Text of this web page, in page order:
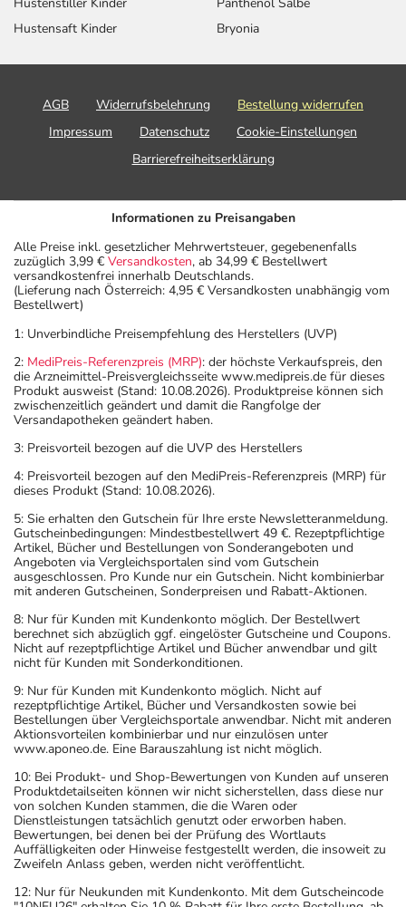
oder Vorsichtsmaßnahmen.
Eine vom Arzt verordnete Dosierung kann von den
individuell abstimmt, sollten Sie das Arzneimittel daher
nach seinen Anweisungen anwenden.
Aufbewahrung
Lagerung vor Anbruch
Das Arzneimittel muss vor Hitze geschützt aufbewahrt
werden.
Aufbewahrung nach Anbruch oder Zubereitung
Das Arzneimittel darf nach Anbruch/Zubereitung
Das Arzneimittel muss nach Anbruch/Zubereitung bei
Raumtemperatur aufbewahrt werden!
Wichtige Hinweise
Was sollten Sie beachten?
- Vorsicht bei Kortikoid-Allergie (z.B. Kortison)!
- Vorsicht bei Allergie gegen Propylenglykol und ähnliche
Stoffe!
- Vorsicht bei Allergie gegen Phenole und ähnliche
Stoffe!
- Antioxidantien (z.B. Butylhydroxyanisol,
Butylhydroxytoluol) können Hautreizungen (z.B.
Kontaktdermatitis), Reizungen der Augen und
Schleimhäute hervorrufen.
Bitte verwenden Sie dieses Arzneimittel nicht mehr nach
dem auf der Packung oder der Umverpackung
angegebenen Verfallsdatum. Das Verfallsdatum bezieht
sich auf den letzten Tag des angegebenen Monats.
Hustensaft Kinder
Bryonia
AGB Widerrufsbelehrung
Bestellung widerrufen
Impressum
Datenschutz
Cookie-Einstellungen
Barrierefreiheitserklärung
Informationen zu Preisangaben
Alle Preise inkl. gesetzlicher Mehrwertsteuer, gegebenenfalls
zuzüglich 3,99 € Versandkosten, ab 34,99 € Bestellwert
versandkostenfrei innerhalb Deutschlands.
(Lieferung nach Österreich: 4,95 € Versandkosten unabhängig vom
Bestellwert)
1: Unverbindliche Preisempfehlung des Herstellers (UVP)
2: MediPreis-Referenzpreis (MRP): der höchste Verkaufspreis, den
die Arzneimittel-Preisvergleichsseite www.medipreis.de für dieses
Produkt ausweist (Stand: 10.08.2026). Produktpreise können sich
zwischenzeitlich geändert und damit die Rangfolge der
Versandapotheken geändert haben.
3: Preisvorteil bezogen auf die UVP des Herstellers
4: Preisvorteil bezogen auf den MediPreis-Referenzpreis (MRP) für
dieses Produkt (Stand: 10.08.2026).
5: Sie erhalten den Gutschein für Ihre erste Newsletteranmeldung.
Gutscheinbedingungen: Mindestbestellwert 49 €. Rezeptpflichtige
Artikel, Bücher und Bestellungen von Sonderangeboten und
Angeboten via Vergleichsportalen sind vom Gutschein
ausgeschlossen. Pro Kunde nur ein Gutschein. Nicht kombinierbar
mit anderen Gutscheinen, Sonderpreisen und Rabatt-Aktionen.
8: Nur für Kunden mit Kundenkonto möglich. Der Bestellwert
berechnet sich abzüglich ggf. eingelöster Gutscheine und Coupons.
Nicht auf rezeptpflichtige Artikel und Bücher anwendbar und gilt
nicht für Kunden mit Sonderkonditionen.
9: Nur für Kunden mit Kundenkonto möglich. Nicht auf
rezeptpflichtige Artikel, Bücher und Versandkosten sowie bei
Bestellungen über Vergleichsportale anwendbar. Nicht mit anderen
Aktionsvorteilen kombinierbar und nur einzulösen unter
www.aponeo.de. Eine Barauszahlung ist nicht möglich.
10: Bei Produkt- und Shop-Bewertungen von Kunden auf unseren
Produktdetailseiten können wir nicht sicherstellen, dass diese nur
von solchen Kunden stammen, die die Waren oder
Dienstleistungen tatsächlich genutzt oder erworben haben.
Bewertungen, bei denen bei der Prüfung des Wortlauts
Auffälligkeiten oder Hinweise festgestellt werden, die insoweit zu
Zweifeln Anlass geben, werden nicht veröffentlicht.
12: Nur für Neukunden mit Kundenkonto. Mit dem Gutscheincode